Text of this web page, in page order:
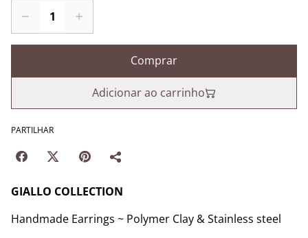
Comprar
Adicionar ao carrinho
PARTILHAR
GIALLO COLLECTION
Handmade Earrings ~ Polymer Clay & Stainless steel